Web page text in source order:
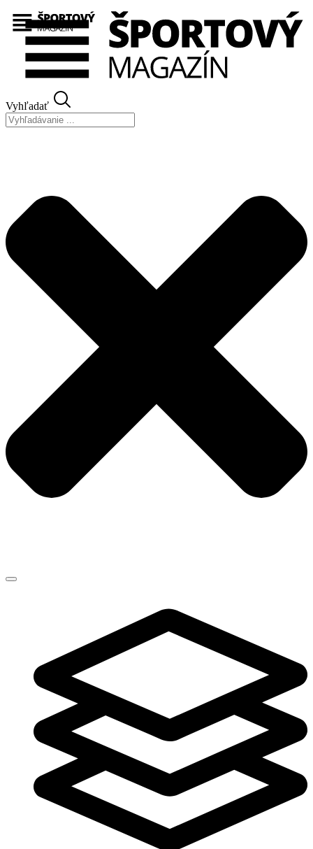
Preskočiť
na
obsah
Vyhľadať